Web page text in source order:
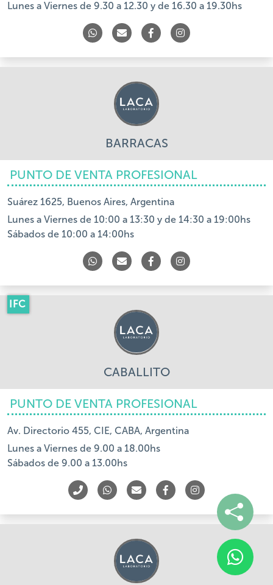
Lunes a Viernes de 9.30 a 12.30 y de 16.30 a 19.30hs
BARRACAS
PUNTO DE VENTA PROFESIONAL
Suárez 1625, Buenos Aires, Argentina
Lunes a Viernes de 10:00 a 13:30 y de 14:30 a 19:00hs
Sábados de 10:00 a 14:00hs
IFC
CABALLITO
PUNTO DE VENTA PROFESIONAL
Av. Directorio 455, CIE, CABA, Argentina
Lunes a Viernes de 9.00 a 18.00hs
Sábados de 9.00 a 13.00hs